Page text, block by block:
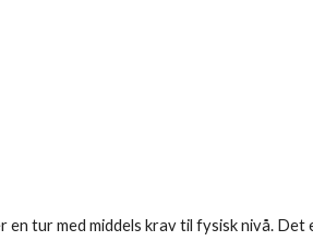
tur med middels krav til fysisk nivå. Det